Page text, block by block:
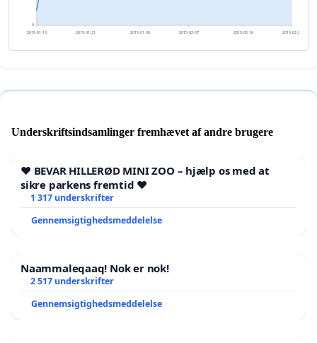
0
2015-01-13 2015-01-21 2015-01-30 2015-02-07 2015-02-16 2015-02-24
Underskriftsindsamlinger fremhævet af andre brugere
❤️ BEVAR HILLERØD MINI ZOO – hjælp os med at
sikre parkens fremtid ❤️
1 317 underskrifter
Gennemsigtighedsmeddelelse
Naammaleqaaq! Nok er nok!
2 517 underskrifter
Gennemsigtighedsmeddelelse